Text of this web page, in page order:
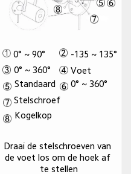
0° ~ 90°
-135 ~ 135°
0° ~ 360°
Voet
Standaard
0° ~ 360°
Stelschroef
Kogelkop
Draai de stelschroeven van
de voet los om de hoek af
te stellen